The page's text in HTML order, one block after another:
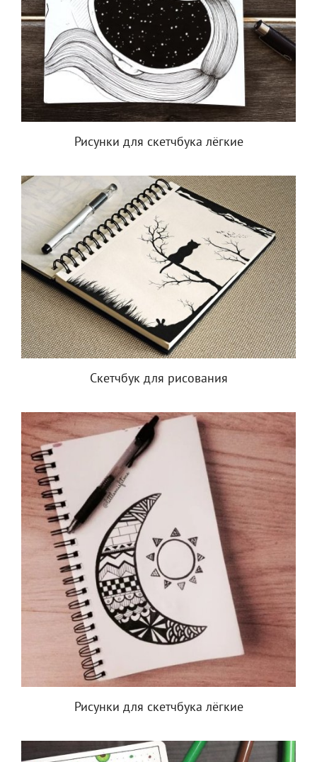
Рисунки для скетчбука лёгкие
Скетчбук для рисования
Рисунки для скетчбука лёгкие